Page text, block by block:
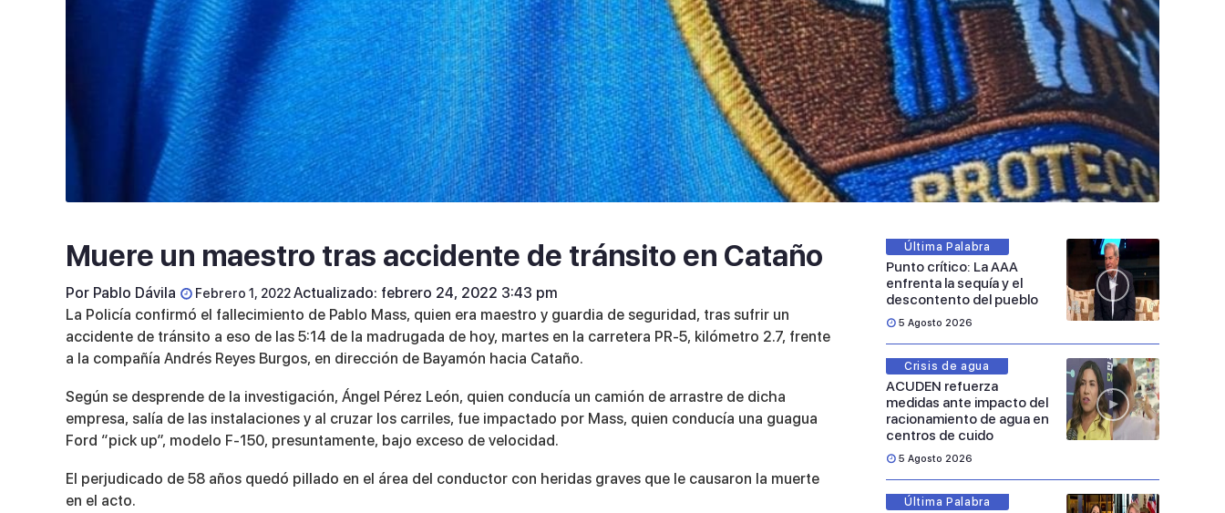
Muere un maestro tras accidente de tránsito en Cataño
Por Pablo Dávila Febrero 1, 2022Actualizado: febrero 24, 2022 3:43 pm
La Policía confirmó el fallecimiento de Pablo Mass, quien era maestro y guardia de seguridad, tras sufrir un
accidente de tránsito a eso de las 5:14 de la madrugada de hoy, martes en la carretera PR-5, kilómetro 2.7, frente
a la compañía Andrés Reyes Burgos, en dirección de Bayamón hacia Cataño.
Según se desprende de la investigación, Ángel Pérez León, quien conducía un camión de arrastre de dicha
empresa, salía de las instalaciones y al cruzar los carriles, fue impactado por Mass, quien conducía una guagua
Ford “pick up”, modelo F-150, presuntamente, bajo exceso de velocidad.
El perjudicado de 58 años quedó pillado en el área del conductor con heridas graves que le causaron la muerte
en el acto.
Última Palabra
Punto crítico: La AAA
enfrenta la sequía y el
descontento del pueblo
5 Agosto 2026
Crisis de agua
ACUDEN refuerza
medidas ante impacto del
racionamiento de agua en
centros de cuido
5 Agosto 2026
Última Palabra